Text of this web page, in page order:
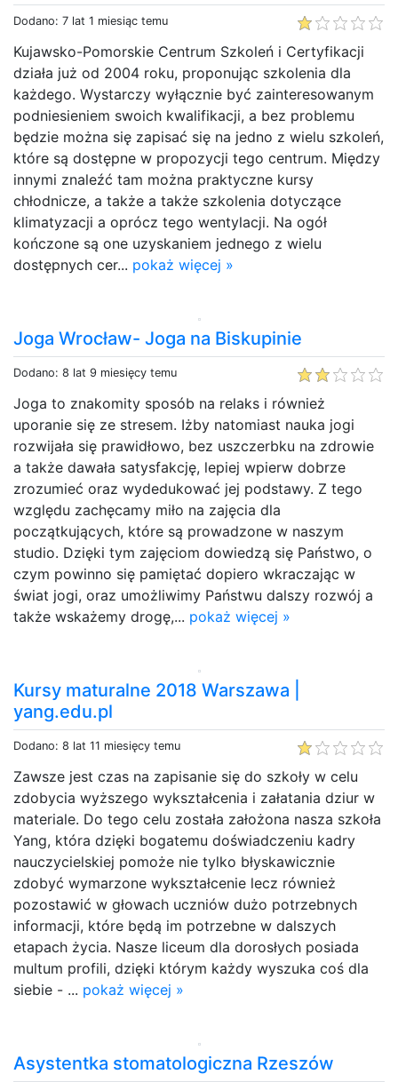
Dodano: 7 lat 1 miesiąc temu
Kujawsko-Pomorskie Centrum Szkoleń i Certyfikacji
działa już od 2004 roku, proponując szkolenia dla
każdego. Wystarczy wyłącznie być zainteresowanym
podniesieniem swoich kwalifikacji, a bez problemu
będzie można się zapisać się na jedno z wielu szkoleń,
które są dostępne w propozycji tego centrum. Między
innymi znaleźć tam można praktyczne kursy
chłodnicze, a także a także szkolenia dotyczące
klimatyzacji a oprócz tego wentylacji. Na ogół
kończone są one uzyskaniem jednego z wielu
dostępnych cer... pokaż więcej »
Joga Wrocław- Joga na Biskupinie
Dodano: 8 lat 9 miesięcy temu
Joga to znakomity sposób na relaks i również
uporanie się ze stresem. Iżby natomiast nauka jogi
rozwijała się prawidłowo, bez uszczerbku na zdrowie
a także dawała satysfakcję, lepiej wpierw dobrze
zrozumieć oraz wydedukować jej podstawy. Z tego
względu zachęcamy miło na zajęcia dla
początkujących, które są prowadzone w naszym
studio. Dzięki tym zajęciom dowiedzą się Państwo, o
czym powinno się pamiętać dopiero wkraczając w
świat jogi, oraz umożliwimy Państwu dalszy rozwój a
także wskażemy drogę,... pokaż więcej »
Kursy maturalne 2018 Warszawa |
yang.edu.pl
Dodano: 8 lat 11 miesięcy temu
Zawsze jest czas na zapisanie się do szkoły w celu
zdobycia wyższego wykształcenia i załatania dziur w
materiale. Do tego celu została założona nasza szkoła
Yang, która dzięki bogatemu doświadczeniu kadry
nauczycielskiej pomoże nie tylko błyskawicznie
zdobyć wymarzone wykształcenie lecz również
pozostawić w głowach uczniów dużo potrzebnych
informacji, które będą im potrzebne w dalszych
etapach życia. Nasze liceum dla dorosłych posiada
multum profili, dzięki którym każdy wyszuka coś dla
siebie - ... pokaż więcej »
Asystentka stomatologiczna Rzeszów